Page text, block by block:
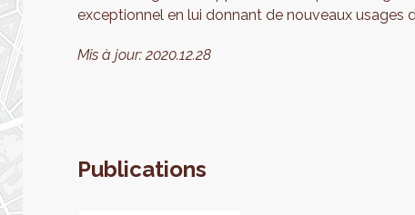
exceptionnel en lui donnant de nouveaux usages
Mis à jour:2020.12.28
Publications